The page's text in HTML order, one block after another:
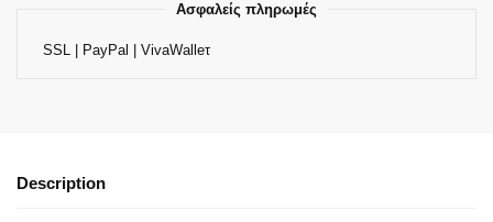
Ασφαλείς πληρωμές
SSL | PayPal | VivaWalleτ
Description